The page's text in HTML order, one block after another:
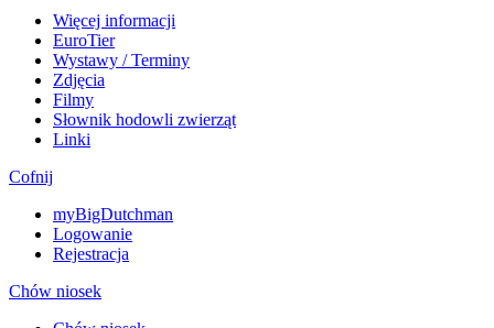
Więcej informacji
EuroTier
Wystawy / Terminy
Zdjęcia
Filmy
Słownik hodowli zwierząt
Linki
Cofnij
myBigDutchman
Logowanie
Rejestracja
Chów niosek